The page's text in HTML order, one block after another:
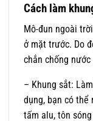
Cách làm
Mô-đun ngoài
ở mặt trước. Do
chắn chống
– Khung sắt:
dụng, bạn có thể
tấm alu, tôn